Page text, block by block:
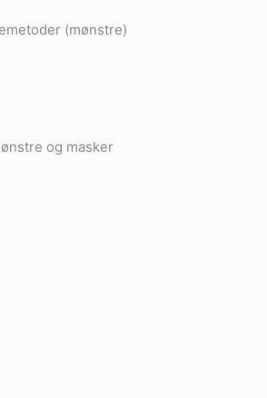
(mønstre)
og masker